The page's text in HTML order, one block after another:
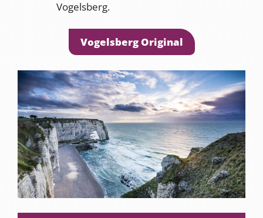
Vogelsberg.
Vogelsberg Original